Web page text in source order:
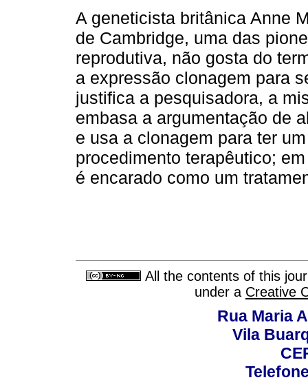
A geneticista britânica Anne
de Cambridge, uma das
reprodutiva, não gosta do
a expressão clonagem para
justifica a pesquisadora, a
embasa a argumentação de
e usa a clonagem para ter
procedimento terapêutico;
é encarado como um
All the contents of this
under a Creative
Rua Maria
Vila